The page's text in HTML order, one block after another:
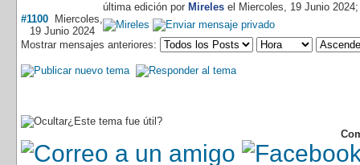
última edición por Mireles el Miercoles, 19 Junio
#1100 Miercoles,
19 Junio 2024
Mostrar mensajes anteriores:
¿Este tema fue útil?